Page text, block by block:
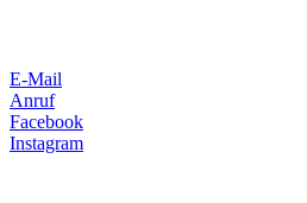
E-Mail
Anruf
Facebook
Instagram